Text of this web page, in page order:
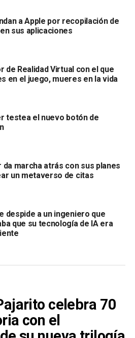
a Apple por recopilación de
sus aplicaciones
de Realidad Virtual con el que
en el juego, mueres en la vida
testea el nuevo botón de
da marcha atrás con sus planes
un metaverso de citas
despide a un ingeniero que
que su tecnología de IA era
celebra 70
con el